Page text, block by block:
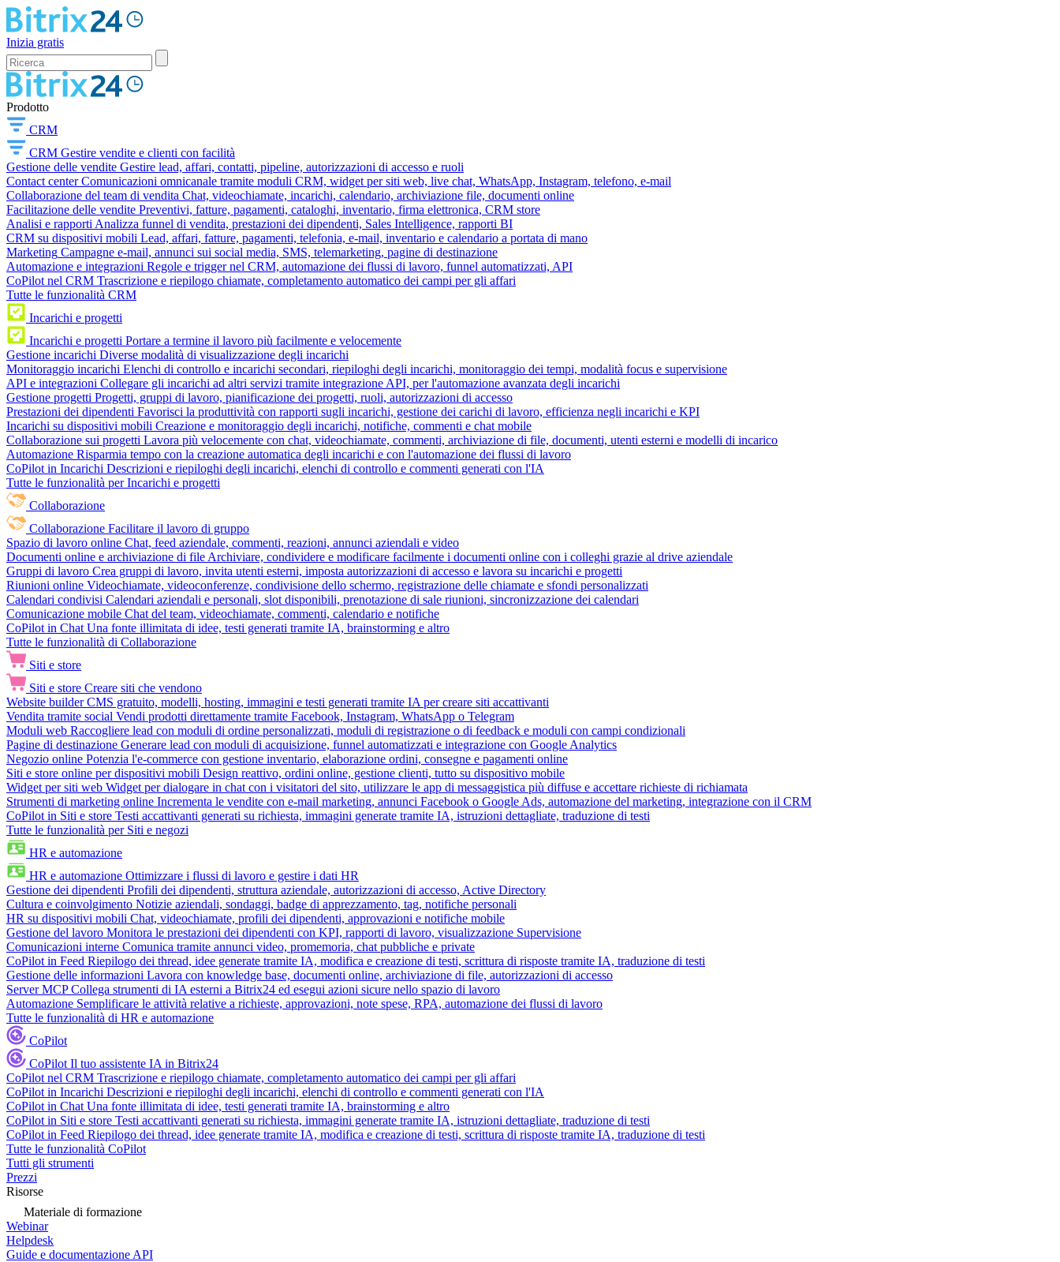
Inizia gratis
Prodotto
CRM
CRM Gestire vendite e clienti con facilità
Gestione delle vendite Gestire lead, affari, contatti, pipeline, autorizzazioni di accesso e ruoli
Contact center Comunicazioni omnicanale tramite moduli CRM, widget per siti web, live chat, WhatsApp, Instagram, telefono, e-mail
Collaborazione del team di vendita Chat, videochiamate, incarichi, calendario, archiviazione file, documenti online
Facilitazione delle vendite Preventivi, fatture, pagamenti, cataloghi, inventario, firma elettronica, CRM store
Analisi e rapporti Analizza funnel di vendita, prestazioni dei dipendenti, Sales Intelligence, rapporti BI
CRM su dispositivi mobili Lead, affari, fatture, pagamenti, telefonia, e-mail, inventario e calendario a portata di mano
Marketing Campagne e-mail, annunci sui social media, SMS, telemarketing, pagine di destinazione
Automazione e integrazioni Regole e trigger nel CRM, automazione dei flussi di lavoro, funnel automatizzati, API
CoPilot nel CRM Trascrizione e riepilogo chiamate, completamento automatico dei campi per gli affari
Tutte le funzionalità CRM
Incarichi e progetti
Incarichi e progetti Portare a termine il lavoro più facilmente e velocemente
Gestione incarichi Diverse modalità di visualizzazione degli incarichi
Monitoraggio incarichi Elenchi di controllo e incarichi secondari, riepiloghi degli incarichi, monitoraggio dei tempi, modalità focus e supervisione
API e integrazioni Collegare gli incarichi ad altri servizi tramite integrazione API, per l'automazione avanzata degli incarichi
Gestione progetti Progetti, gruppi di lavoro, pianificazione dei progetti, ruoli, autorizzazioni di accesso
Prestazioni dei dipendenti Favorisci la produttività con rapporti sugli incarichi, gestione dei carichi di lavoro, efficienza negli incarichi e KPI
Incarichi su dispositivi mobili Creazione e monitoraggio degli incarichi, notifiche, commenti e chat mobile
Collaborazione sui progetti Lavora più velocemente con chat, videochiamate, commenti, archiviazione di file, documenti, utenti esterni e modelli di incarico
Automazione Risparmia tempo con la creazione automatica degli incarichi e con l'automazione dei flussi di lavoro
CoPilot in Incarichi Descrizioni e riepiloghi degli incarichi, elenchi di controllo e commenti generati con l'IA
Tutte le funzionalità per Incarichi e progetti
Collaborazione
Collaborazione Facilitare il lavoro di gruppo
Spazio di lavoro online Chat, feed aziendale, commenti, reazioni, annunci aziendali e video
Documenti online e archiviazione di file Archiviare, condividere e modificare facilmente i documenti online con i colleghi grazie al drive aziendale
Gruppi di lavoro Crea gruppi di lavoro, invita utenti esterni, imposta autorizzazioni di accesso e lavora su incarichi e progetti
Riunioni online Videochiamate, videoconferenze, condivisione dello schermo, registrazione delle chiamate e sfondi personalizzati
Calendari condivisi Calendari aziendali e personali, slot disponibili, prenotazione di sale riunioni, sincronizzazione dei calendari
Comunicazione mobile Chat del team, videochiamate, commenti, calendario e notifiche
CoPilot in Chat Una fonte illimitata di idee, testi generati tramite IA, brainstorming e altro
Tutte le funzionalità di Collaborazione
Siti e store
Siti e store Creare siti che vendono
Website builder CMS gratuito, modelli, hosting, immagini e testi generati tramite IA per creare siti accattivanti
Vendita tramite social Vendi prodotti direttamente tramite Facebook, Instagram, WhatsApp o Telegram
Moduli web Raccogliere lead con moduli di ordine personalizzati, moduli di registrazione o di feedback e moduli con campi condizionali
Pagine di destinazione Generare lead con moduli di acquisizione, funnel automatizzati e integrazione con Google Analytics
Negozio online Potenzia l'e-commerce con gestione inventario, elaborazione ordini, consegne e pagamenti online
Siti e store online per dispositivi mobili Design reattivo, ordini online, gestione clienti, tutto su dispositivo mobile
Widget per siti web Widget per dialogare in chat con i visitatori del sito, utilizzare le app di messaggistica più diffuse e accettare richieste di richiamata
Strumenti di marketing online Incrementa le vendite con e-mail marketing, annunci Facebook o Google Ads, automazione del marketing, integrazione con il CRM
CoPilot in Siti e store Testi accattivanti generati su richiesta, immagini generate tramite IA, istruzioni dettagliate, traduzione di testi
Tutte le funzionalità per Siti e negozi
HR e automazione
HR e automazione Ottimizzare i flussi di lavoro e gestire i dati HR
Gestione dei dipendenti Profili dei dipendenti, struttura aziendale, autorizzazioni di accesso, Active Directory
Cultura e coinvolgimento Notizie aziendali, sondaggi, badge di apprezzamento, tag, notifiche personali
HR su dispositivi mobili Chat, videochiamate, profili dei dipendenti, approvazioni e notifiche mobile
Gestione del lavoro Monitora le prestazioni dei dipendenti con KPI, rapporti di lavoro, visualizzazione Supervisione
Comunicazioni interne Comunica tramite annunci video, promemoria, chat pubbliche e private
CoPilot in Feed Riepilogo dei thread, idee generate tramite IA, modifica e creazione di testi, scrittura di risposte tramite IA, traduzione di testi
Gestione delle informazioni Lavora con knowledge base, documenti online, archiviazione di file, autorizzazioni di accesso
Server MCP Collega strumenti di IA esterni a Bitrix24 ed esegui azioni sicure nello spazio di lavoro
Automazione Semplificare le attività relative a richieste, approvazioni, note spese, RPA, automazione dei flussi di lavoro
Tutte le funzionalità di HR e automazione
CoPilot
CoPilot Il tuo assistente IA in Bitrix24
CoPilot nel CRM Trascrizione e riepilogo chiamate, completamento automatico dei campi per gli affari
CoPilot in Incarichi Descrizioni e riepiloghi degli incarichi, elenchi di controllo e commenti generati con l'IA
CoPilot in Chat Una fonte illimitata di idee, testi generati tramite IA, brainstorming e altro
CoPilot in Siti e store Testi accattivanti generati su richiesta, immagini generate tramite IA, istruzioni dettagliate, traduzione di testi
CoPilot in Feed Riepilogo dei thread, idee generate tramite IA, modifica e creazione di testi, scrittura di risposte tramite IA, traduzione di testi
Tutte le funzionalità CoPilot
Tutti gli strumenti
Prezzi
Risorse
Materiale di formazione
Webinar
Helpdesk
Guide e documentazione API